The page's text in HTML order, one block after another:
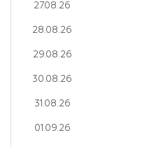
27.08.26
28.08.26
29.08.26
30.08.26
31.08.26
01.09.26